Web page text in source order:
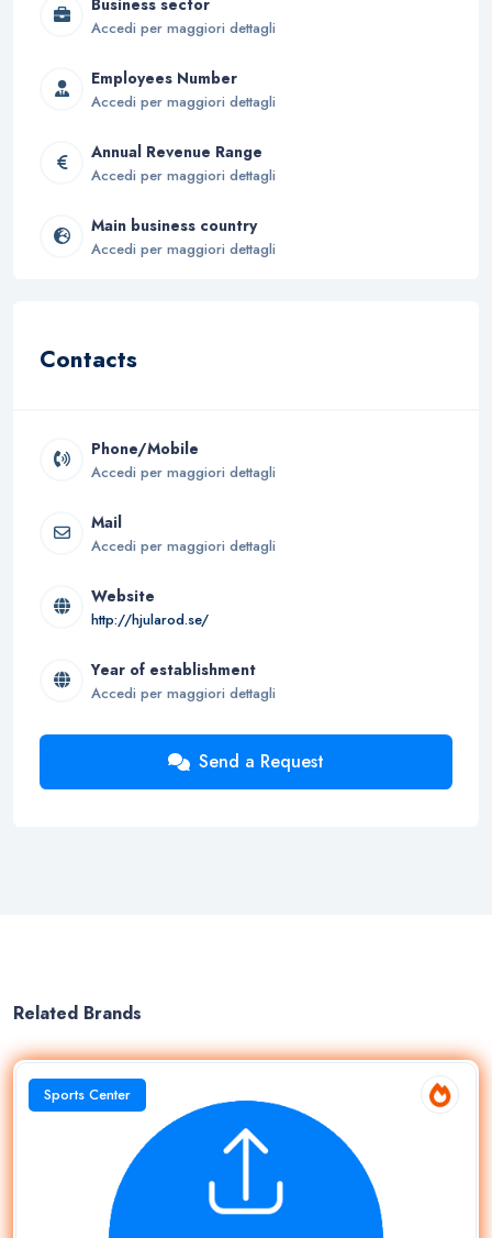
Accedi per maggiori dettagli
Employees Number
Accedi per maggiori dettagli
Annual Revenue Range
Accedi per maggiori dettagli
Main business country
Accedi per maggiori dettagli
Contacts
Phone/Mobile
Accedi per maggiori dettagli
Mail
Accedi per maggiori dettagli
Website
http://hjularod.se/
Year of establishment
Accedi per maggiori dettagli
Send a Request
Related Brands
Sports Center